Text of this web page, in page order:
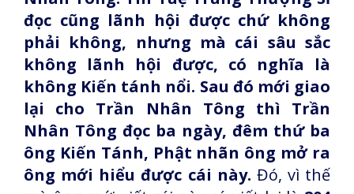
đọc cũng lãnh hội được chứ không
phải không, nhưng mà cái sâu sắc
không lãnh hội được, có nghĩa là
không Kiến tánh nổi. Sau đó mới giao
lại cho Trần Nhân Tông thì Trần
Nhân Tông đọc ba ngày, đêm thứ ba
ông Kiến Tánh, Phật nhãn ông mở ra
ông mới hiểu được cái này. Đó, vì thế